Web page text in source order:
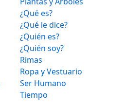
¿Qué es?
¿Qué le dice?
¿Quién es?
¿Quién soy?
Rimas
Ropa y Vestuario
Ser Humano
Tiempo